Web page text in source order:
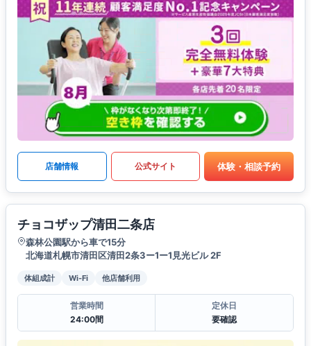
店舗情報 公式サイト 体験・相談予約
チョコザップ清田二条店
森林公園駅から車で15分
北海道札幌市清田区清田2条3ー1ー1見光ビル 2F
体組成計 Wi-Fi 他店舗利用
営業時間
24:00間
定休日
要確認